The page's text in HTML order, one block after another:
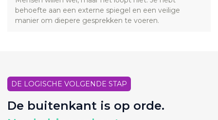
behoefte aan een externe spiegel en een veilige
manier om diepere gesprekken te voeren.
DE LOGISCHE VOLGENDE STAP
De buitenkant is op orde.